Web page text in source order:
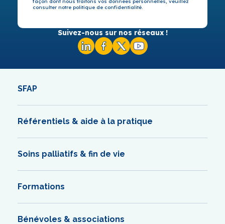
façon dont nous traitons vos données personnelles, veuillez
consulter notre politique de confidentialité.
Suivez-nous sur nos réseaux !
SFAP
Référentiels & aide à la pratique
Soins palliatifs & fin de vie
Formations
Bénévoles & associations